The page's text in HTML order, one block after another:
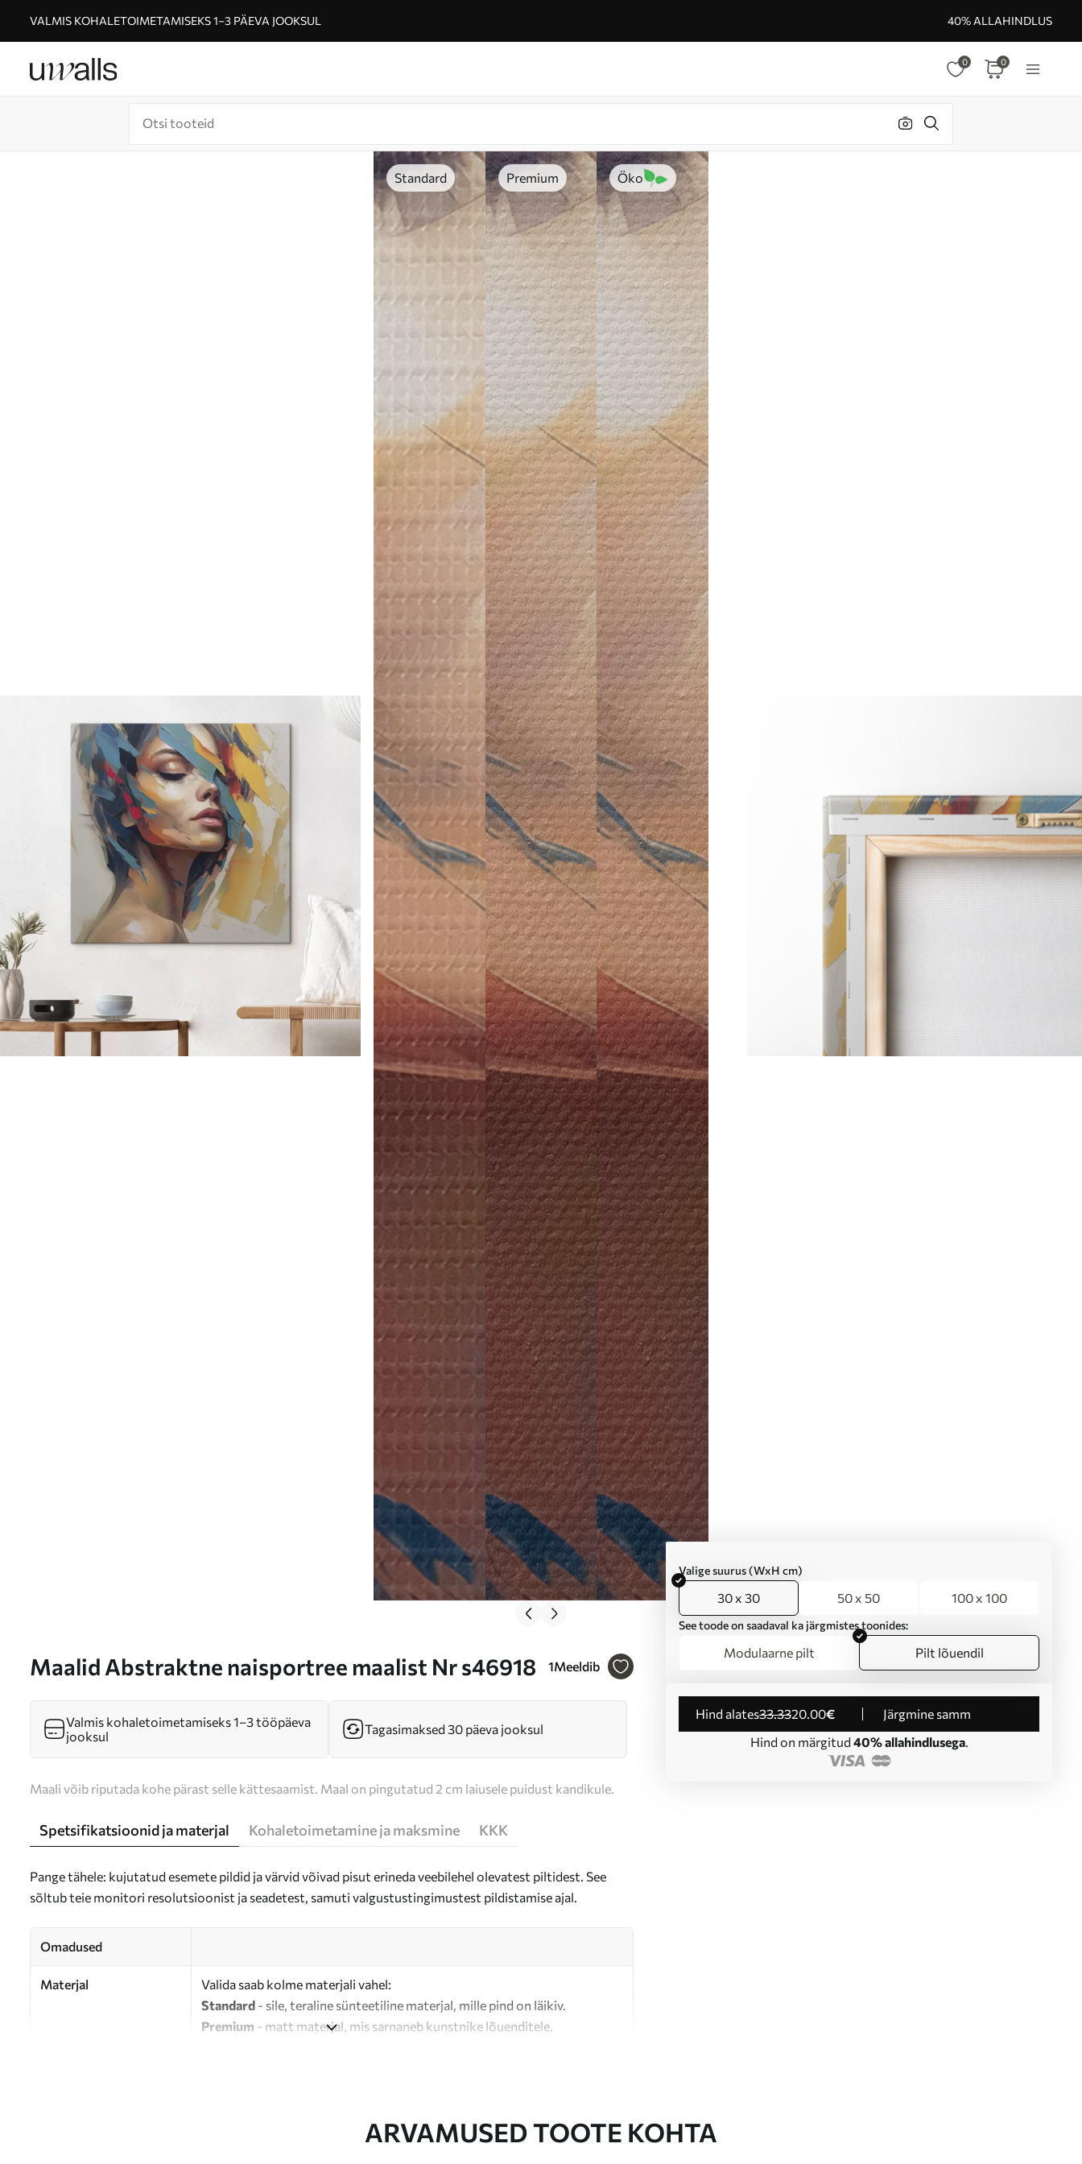
VALMIS KOHALETOIMETAMISEKS 1–3 PÄEVA JOOKSUL 40% ALLAHINDLUS
0 0
Standard Premium Öko
Maalid Abstraktne naisportree maalist Nr s46918 1Meeldib
Valige suurus (WxH cm)
30 x 30 50 x 50 100 x 100
See toode on saadaval ka järgmistes toonides:
Modulaarne pilt Pilt lõuendil
Hind alates33.3320.00€
Järgmine samm
Hind on märgitud 40% allahindlusega.
Valmis kohaletoimetamiseks 1–3 tööpäeva
jooksul
Tagasimaksed 30 päeva jooksul
Maali võib riputada kohe pärast selle kättesaamist. Maal on pingutatud 2 cm laiusele puidust kandikule.
Spetsifikatsioonid ja materjal Kohaletoimetamine ja maksmine KKK
Pange tähele: kujutatud esemete pildid ja värvid võivad pisut erineda veebilehel olevatest piltidest. See
sõltub teie monitori resolutsioonist ja seadetest, samuti valgustustingimustest pildistamise ajal.
Omadused
Materjal
Valida saab kolme materjali vahel:
Standard - sile, teraline sünteetiline materjal, mille pind on läikiv.
Premium - matt materjal, mis sarnaneb kunstnike lõuenditele.
ARVAMUSED TOOTE KOHTA